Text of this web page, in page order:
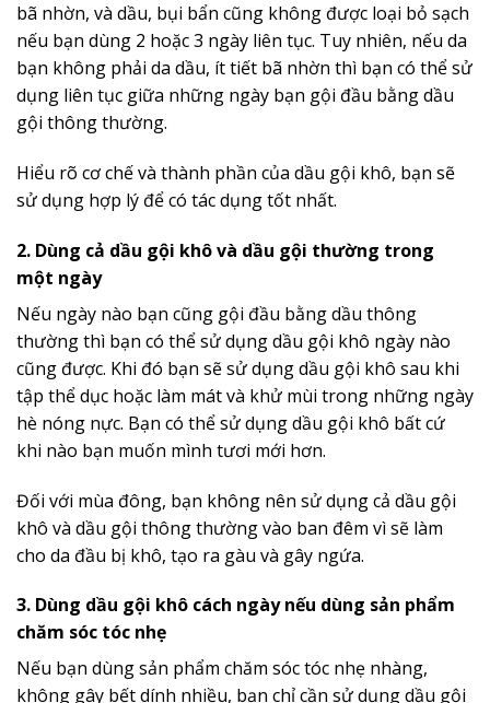
bã nhờn, và dầu, bụi bẩn cũng không được loại bỏ sạch
nếu bạn dùng 2 hoặc 3 ngày liên tục. Tuy nhiên, nếu da
bạn không phải da dầu, ít tiết bã nhờn thì bạn có thể sử
dụng liên tục giữa những ngày bạn gội đầu bằng dầu
gội thông thường.
Hiểu rõ cơ chế và thành phần của dầu gội khô, bạn sẽ
sử dụng hợp lý để có tác dụng tốt nhất.
2. Dùng cả dầu gội khô và dầu gội thường trong
một ngày
Nếu ngày nào bạn cũng gội đầu bằng dầu thông
thường thì bạn có thể sử dụng dầu gội khô ngày nào
cũng được. Khi đó bạn sẽ sử dụng dầu gội khô sau khi
tập thể dục hoặc làm mát và khử mùi trong những ngày
hè nóng nực. Bạn có thể sử dụng dầu gội khô bất cứ
khi nào bạn muốn mình tươi mới hơn.
Đối với mùa đông, bạn không nên sử dụng cả dầu gội
khô và dầu gội thông thường vào ban đêm vì sẽ làm
cho da đầu bị khô, tạo ra gàu và gây ngứa.
3. Dùng dầu gội khô cách ngày nếu dùng sản phẩm
chăm sóc tóc nhẹ
Nếu bạn dùng sản phẩm chăm sóc tóc nhẹ nhàng,
không gây bết dính nhiều, bạn chỉ cần sử dụng dầu gội